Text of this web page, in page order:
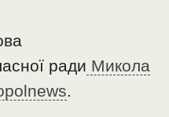
ради Микола
.